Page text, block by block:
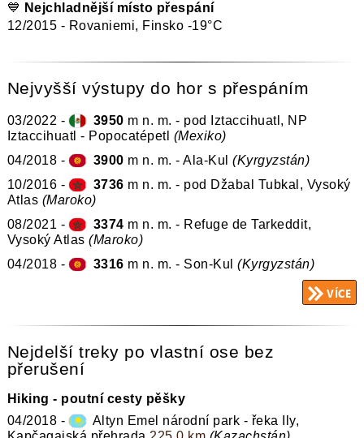
💙 Nejchladnější místo přespání
12/2015 - Rovaniemi, Finsko -19°C
​Nejvyšší ​výstupy do hor s přespáním
03/2022 - 3950 m n. m. - pod Iztaccihuatl, NP
Iztaccihuatl - Popocatépetl (Mexiko)
04/2018 -
3900 m n. m. -​​Ala-K​ul​​(Kyrgyzstán)
10/2016 -
3736 m n. m. - pod Džabal Tubkal​, Vysoký
Atlas (Maroko)
08/2021 -
3374 m n. m. - Refuge de Tarkeddit​,
Vysoký Atlas(Maroko)
04/2018 -
3316 m n. m. - Son​-Kul​(Kyrgyzstán)
Nejdelší treky po vlastní ose bez
přerušení
Hiking - poutní cesty pěšky
04/2018 -
Altyn Emel národní park - řeka Ily,